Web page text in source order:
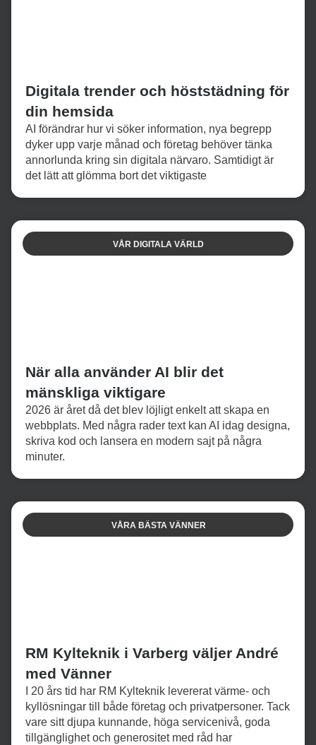
Digitala trender och höststädning för
din hemsida
AI förändrar hur vi söker information, nya begrepp
dyker upp varje månad och företag behöver tänka
annorlunda kring sin digitala närvaro. Samtidigt är
det lätt att glömma bort det viktigaste
VÅR DIGITALA VÄRLD
När alla använder AI blir det
mänskliga viktigare
2026 är året då det blev löjligt enkelt att skapa en
webbplats. Med några rader text kan AI idag designa,
skriva kod och lansera en modern sajt på några
minuter.
VÅRA BÄSTA VÄNNER
RM Kylteknik i Varberg väljer André
med Vänner
I 20 års tid har RM Kylteknik levererat värme- och
kyllösningar till både företag och privatpersoner. Tack
vare sitt djupa kunnande, höga servicenivå, goda
tillgänglighet och generositet med råd har